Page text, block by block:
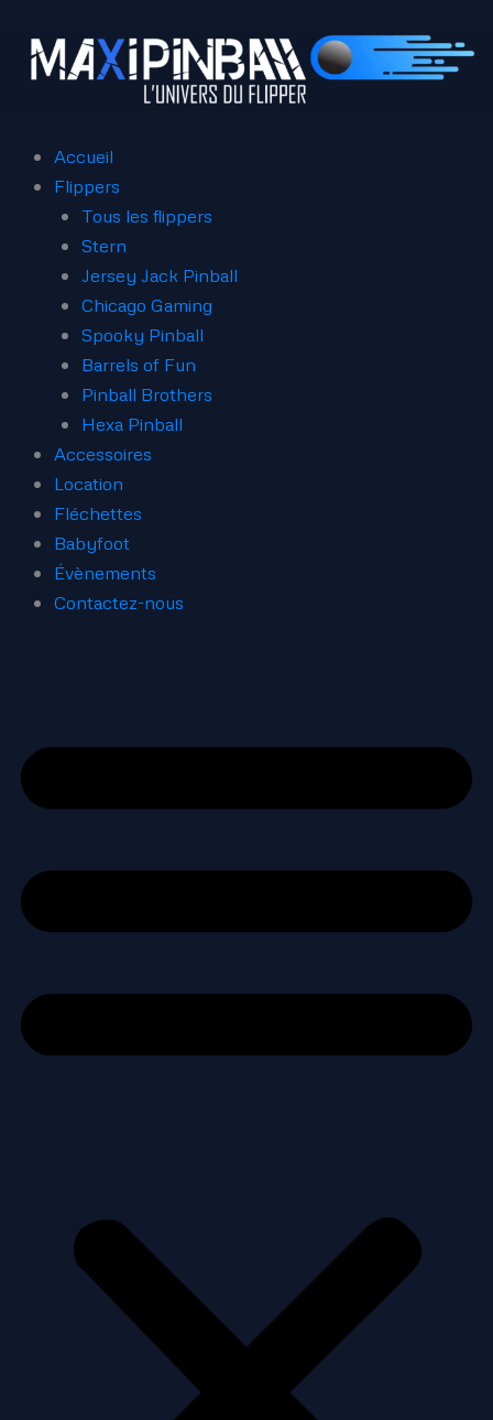
contenu
Accueil
Flippers
Tous les flippers
Stern
Jersey Jack Pinball
Chicago Gaming
Spooky Pinball
Barrels of Fun
Pinball Brothers
Hexa Pinball
Accessoires
Location
Fléchettes
Babyfoot
Évènements
Contactez-nous